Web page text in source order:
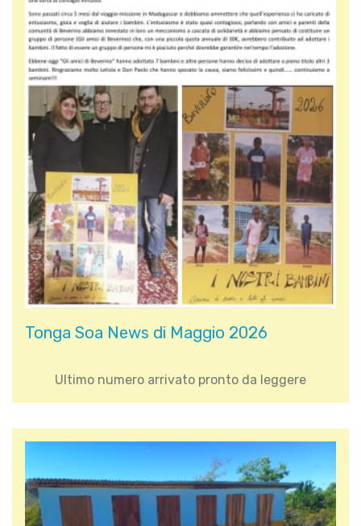
Tonga Soa News di Maggio 2026
Ultimo numero arrivato pronto da leggere